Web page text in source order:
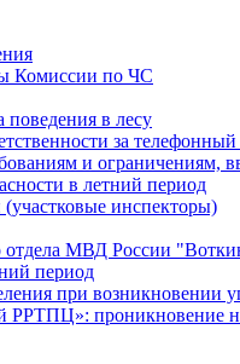
Комиссии по ЧС
в лесу
за
и
в летний период
инспекторы)
МВД России
период
при возникновении
проникновение на